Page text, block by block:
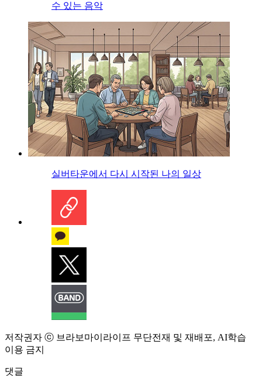
수 있는 음악
실버타운에서 다시 시작된 나의 일상
저작권자 ⓒ 브라보마이라이프 무단전재 및 재배포, AI학습
이용 금지
댓글